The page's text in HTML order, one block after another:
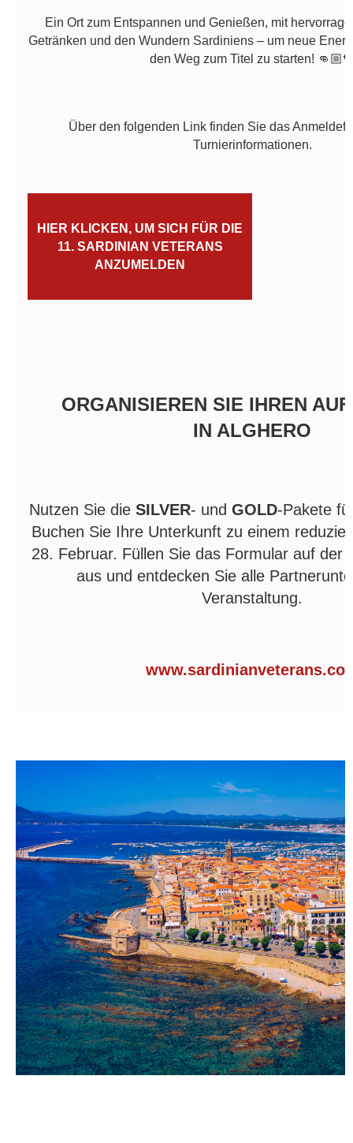
Ein Ort zum Entspannen und Genießen, mit
Getränken und den Wundern Sardiniens – um neue
den Weg zum Titel zu starten!
Über den folgenden Link finden Sie das
Turnierinformationen.
HIER KLICKEN, UM SICH FÜR DIE
11. SARDINIAN VETERANS
ANZUMELDEN
ORGANISIEREN SIE IHREN
IN ALGHERO
Nutzen Sie die SILVER- und GOLD-Pakete
Buchen Sie Ihre Unterkunft zu einem
28. Februar. Füllen Sie das Formular auf der
aus und entdecken Sie alle
Veranstaltung.